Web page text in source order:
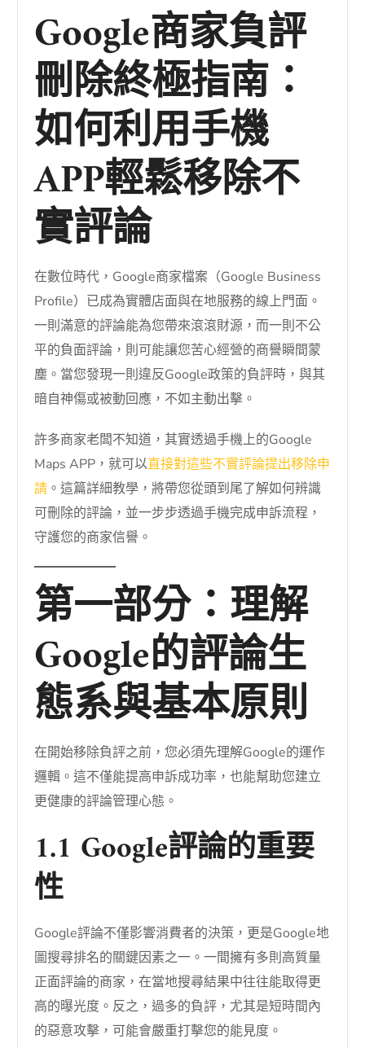
Google商家負評
刪除終極指南：
如何利用手機
APP輕鬆移除不
實評論
在數位時代，Google商家檔案（Google Business
Profile）已成為實體店面與在地服務的線上門面。
一則滿意的評論能為您帶來滾滾財源，而一則不公
平的負面評論，則可能讓您苦心經營的商譽瞬間蒙
塵。當您發現一則違反Google政策的負評時，與其
暗自神傷或被動回應，不如主動出擊。
許多商家老闆不知道，其實透過手機上的Google
Maps APP，就可以直接對這些不實評論提出移除申
請 。這篇詳細教學，將帶您從頭到尾了解如何辨識
可刪除的評論，並一步步透過手機完成申訴流程，
守護您的商家信譽。
第一部分：理解
Google的評論生
態系與基本原則
在開始移除負評之前，您必須先理解Google的運作
邏輯。這不僅能提高申訴成功率，也能幫助您建立
更健康的評論管理心態。
1.1 Google評論的重要
性
Google評論不僅影響消費者的決策，更是Google地
圖搜尋排名的關鍵因素之一。一間擁有多則高質量
正面評論的商家，在當地搜尋結果中往往能取得更
高的曝光度。反之，過多的負評，尤其是短時間內
的惡意攻擊，可能會嚴重打擊您的能見度。